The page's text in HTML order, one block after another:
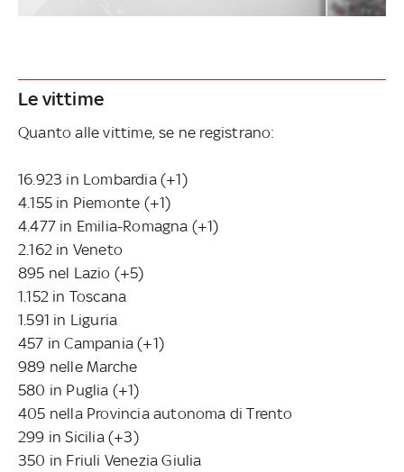
Le vittime
Quanto alle vittime, se ne registrano:
16.923 in Lombardia (+1)
4.155 in Piemonte (+1)
4.477 in Emilia-Romagna (+1)
2.162 in Veneto
895 nel Lazio (+5)
1.152 in Toscana
1.591 in Liguria
457 in Campania (+1)
989 nelle Marche
580 in Puglia (+1)
405 nella Provincia autonoma di Trento
299 in Sicilia (+3)
350 in Friuli Venezia Giulia